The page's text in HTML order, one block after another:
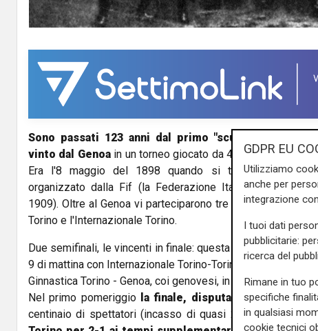
Sono passati 123 anni dal primo "scudetto" della
vinto dal Genoain un torneo giocato da 4 squadre e
Era l'8 maggio del 1898 quando si tenne la prima
organizzato dalla Fif (la Federazione Italiana Football,
1909). Oltre al Genoa vi parteciparono tre squadre di
Torino e l'Internazionale Torino.
Due semifinali, le vincenti in finale: questa la formula, con il
9 di mattina con Internazionale Torino-Torinese (risultato
Ginnastica Torino - Genoa, coi genovesi, in maglia bianca,
Nel primo pomeriggio la finale, disputata al
centinaio di spettatori (incasso di quasi 200 lire):il
GDPR EU
Utilizziamo
anche per
integrazione
I tuoi dati
pubblicitarie:
ricerca del
Rimane in tuo
specifiche
in qualsiasi
cookie tecnici